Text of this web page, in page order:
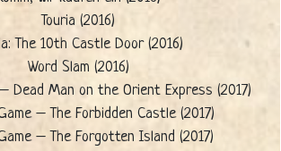
Touria (2016)
The 10th Castle Door (2016)
Word Slam (2016)
Dead Man on the Orient Express (2017)
– The Forbidden Castle (2017)
– The Forgotten Island (2017)